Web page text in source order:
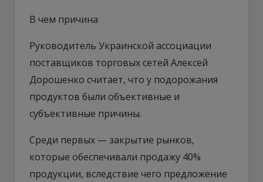
В чем причина
Руководитель Украинской ассоциации
поставщиков торговых сетей Алексей
Дорошенко считает, что у подорожания
продуктов были объективные и
субъективные причины.
Среди первых — закрытие рынков,
которые обеспечивали продажу 40%
продукции, вследствие чего предложение